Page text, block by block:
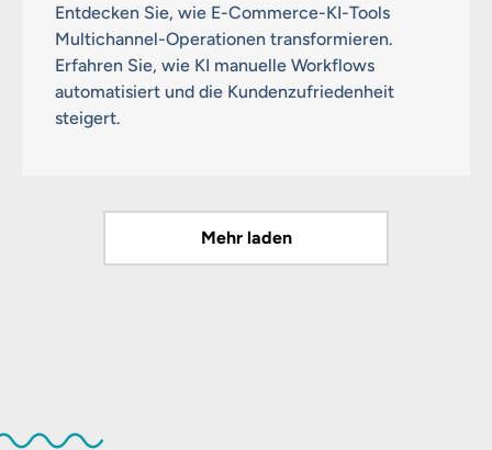
Entdecken Sie, wie E-Commerce-KI-Tools
Multichannel-Operationen transformieren.
Erfahren Sie, wie KI manuelle Workflows
automatisiert und die Kundenzufriedenheit
steigert.
Mehr laden